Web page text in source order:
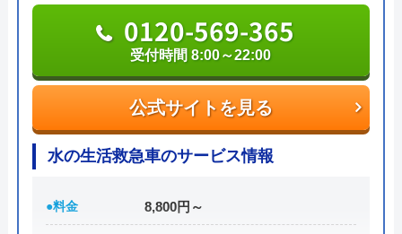
りえP
2 か月前
トイレが詰まって本当に困っていましたが、
連絡後すぐに駆けつけてくださり、あっとい
自社研修を実施しているため、技術には問題ないよ
トラブルの原因や作業例などが分かりやすく記載さ
れており、依頼の際も安心できますね。候補のひと
つにしてみてください。
伝えると作業料金が2,000円割引になるWEB割があ
公式サイトを見る
0120-569-365
受付時間 8:00～22:00
水の生活救急車のサービス情報
●料金 8,800円～